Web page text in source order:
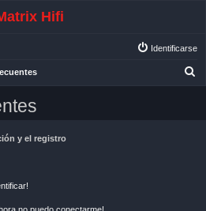
Hifi
Identificarse
y el registro